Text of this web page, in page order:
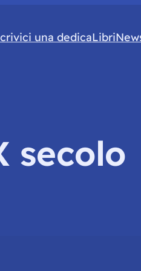
una dedicaLibri
secolo